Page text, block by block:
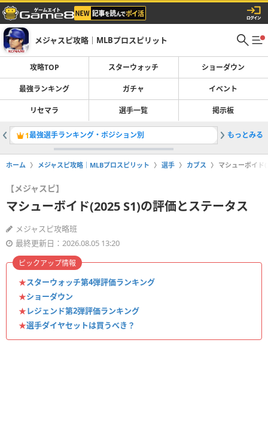
メジャスピ攻略｜MLBプロスピリット
攻略TOP スターウォッチ ショーダウン
最強ランキング ガチャ イベント
リセマラ 選手一覧 掲示板
1最強選手ランキング・ポジション別 2ガチャ
もっとみる
ホーム メジャスピ攻略｜MLBプロスピリット 選手 カブス マシューボイド
【メジャスピ】
マシューボイド(2025 S1)の評価とステータス
メジャスピ攻略班
最終更新日：2026.08.05 13:20
★スターウォッチ第4弾評価ランキング
★ショーダウン
★レジェンド第2弾評価ランキング
★選手ダイヤセットは買うべき？
ピックアップ情報